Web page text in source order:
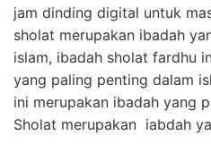
jam dinding digital untuk
sholat merupakan ibadah
islam, ibadah sholat fardhu
yang paling penting dalam
ini merupakan ibadah yang
Sholat merupakan iabdah